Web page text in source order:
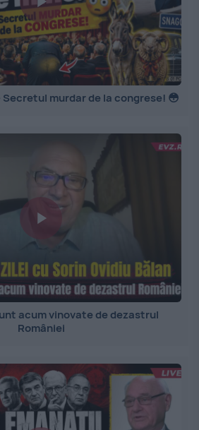
Secretul murdar de la congrese! 😳
acum vinovate de dezastrul
României